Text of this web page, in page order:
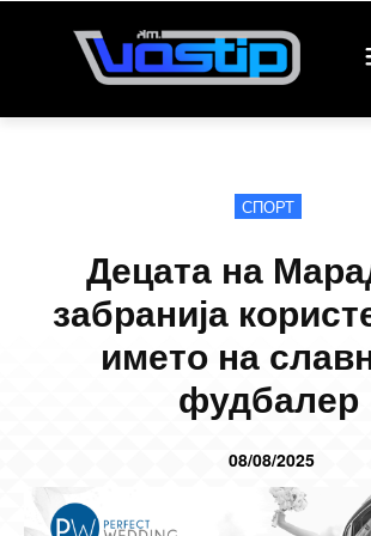
СПОРТ
Децата на
забранија
името на
фудбалер
08/08/2025